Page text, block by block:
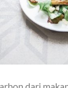
dari